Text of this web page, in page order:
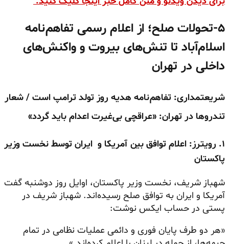
۵-تحولات صلح؛ از اعلام رسمی تفاهم‌نامه
اسلام‌آباد تا تنش‌های بیروت و واکنش‌های
داخلی در تهران
شریعتمداری: تفاهم‌نامه هدیه روز تولد ترامپ است / شعار
تندروها در تهران: «عراقچی بی‌غیرت اعدام باید گردد»
۱. رویترز: اعلام توافق بین آمریکا و ایران توسط نخست وزیر
پاکستان
شهباز شریف، نخست وزیر پاکستان، اوایل روز دوشنبه گفت
آمریکا و ایران به توافق صلح رسیده‌اند. شهباز شریف در
پستی در حساب ایکس نوشت:
«هر دو طرف پایان فوری و دائمی عملیات نظامی در تمام